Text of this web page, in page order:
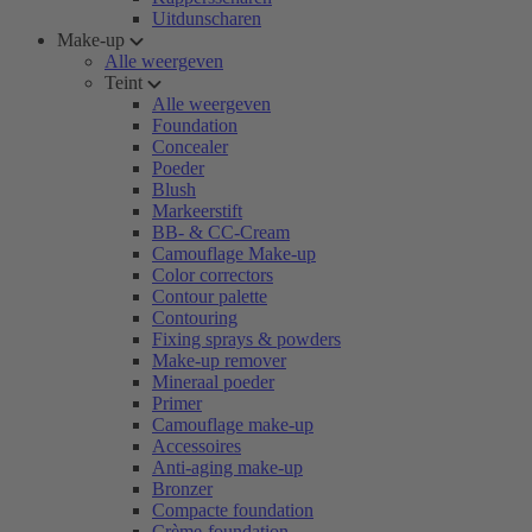
Uitdunscharen
Make-up
Alle weergeven
Teint
Alle weergeven
Foundation
Concealer
Poeder
Blush
Markeerstift
BB- & CC-Cream
Camouflage Make-up
Color correctors
Contour palette
Contouring
Fixing sprays & powders
Make-up remover
Mineraal poeder
Primer
Camouflage make-up
Accessoires
Anti-aging make-up
Bronzer
Compacte foundation